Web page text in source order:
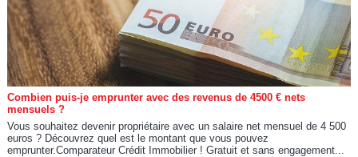
Combien puis-je emprunter avec des revenus de 4500 € nets
mensuels ?
Vous souhaitez devenir propriétaire avec un salaire net mensuel de 4 500
euros ? Découvrez quel est le montant que vous pouvez
emprunter.Comparateur Crédit Immobilier ! Gratuit et sans engagement...